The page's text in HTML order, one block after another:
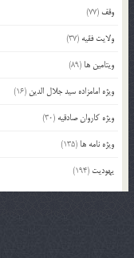
وقف (77)
ولایت فقیه (37)
ویتامین ها (89)
ویژه امامزاده سید جلال الدین (16)
ویژه کاروان صادقیه (30)
ویژه نامه ها (135)
یهودیت (194)